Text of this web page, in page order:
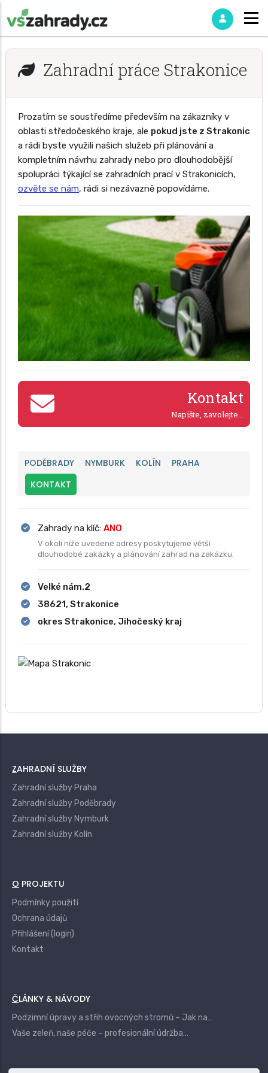
Zahradní práce Strakonice
Prozatím se soustředíme především na zákazníky v
oblasti středočeského kraje, ale pokud jste z Strakonic
a rádi byste využili našich služeb při plánování a
kompletním návrhu zahrady nebo pro dlouhodobější
spolupráci týkající se zahradních prací v Strakonicích,
ozvěte se nám, rádi si nezávazně popovídáme.
Kontakt
Napište, zavolejte...
PODĚBRADY NYMBURK KOLÍN
PRAHA
KONTAKT
Zahrady na klíč: ANO
V okolí níže uvedené adresy poskytujeme větší
dlouhodobé zakázky a plánování zahrad na zakázku.
Velké nám.2
38621, Strakonice
okres Strakonice, Jihočeský kraj
ZAHRADNÍ SLUŽBY
Zahradní služby Praha
Zahradní služby Poděbrady
Zahradní služby Nymburk
Zahradní služby Kolín
O PROJEKTU
Podmínky použití
Ochrana údajů
Přihlášení (login)
Kontakt
ČLÁNKY & NÁVODY
Podzimní úpravy a střih ovocných stromů – Jak na…
Vaše zeleň, naše péče – profesionální údržba…